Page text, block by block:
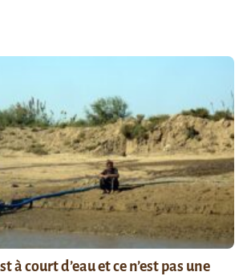
à court d’eau et ce n’est pas une